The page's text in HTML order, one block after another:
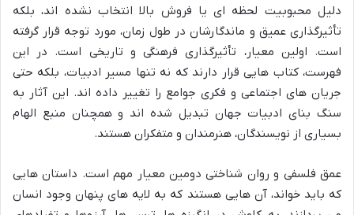
دلیل محبوبیت لحظه ای یا فروش بالا انتخاب نشده اند، بلکه
تأثیرگذاری عمیق و ماندگارشان در طول زمان، مورد توجه قرار گرفته
است. اولین معیار، تأثیرگذاری فرهنگی و تاریخی است. در این
فهرست، کتاب هایی قرار دارند که نه تنها مسیر ادبیات، بلکه حتی
جریان های اجتماعی و فکری جوامع را تغییر داده اند. این آثار به
سنگ بنای ادبیات جهان تبدیل شده اند و همچنان منبع الهام
بسیاری از نویسندگان، هنرمندان و متفکران هستند.
عمق فلسفی و روان شناختی دومین معیار مهم است. داستان هایی
که باید خواند، آن هایی هستند که به لایه های پنهان وجود انسان